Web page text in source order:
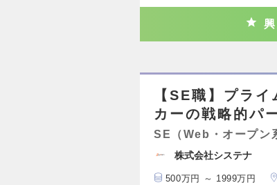
【SE職】プラ
カーの戦略的パ
SE（Web・オープン
株式会社システナ
500万円 ～ 1999万円